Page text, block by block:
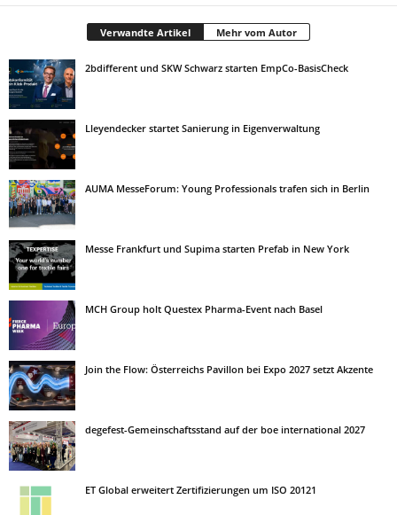
Verwandte Artikel Mehr vom Autor
2bdifferent und SKW Schwarz starten EmpCo-BasisCheck
Lleyendecker startet Sanierung in Eigenverwaltung
AUMA MesseForum: Young Professionals trafen sich in Berlin
Messe Frankfurt und Supima starten Prefab in New York
MCH Group holt Questex Pharma-Event nach Basel
Join the Flow: Österreichs Pavillon bei Expo 2027 setzt Akzente
degefest-Gemeinschaftsstand auf der boe international 2027
ET Global erweitert Zertifizierungen um ISO 20121